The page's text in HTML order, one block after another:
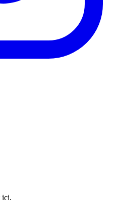
ici.